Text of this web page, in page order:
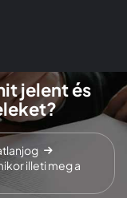
jelent és
illeti meg a